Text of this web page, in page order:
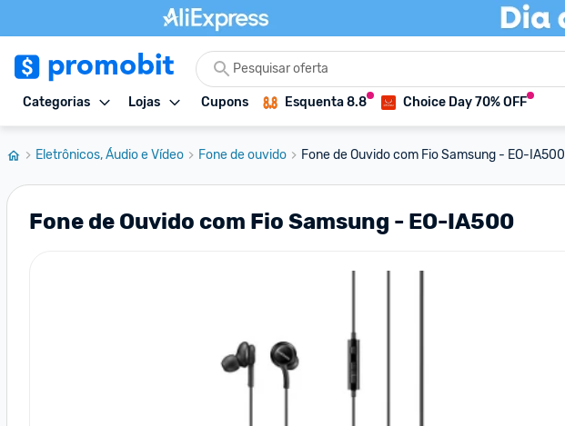
Categorias Lojas Cupons Esquenta 8.8 Choice Day 70% OFF
Eletrônicos, Áudio e Vídeo Fone de ouvido Fone de Ouvido com Fio Samsung - EO-IA500
Fone de Ouvido com Fio Samsung - EO-IA500